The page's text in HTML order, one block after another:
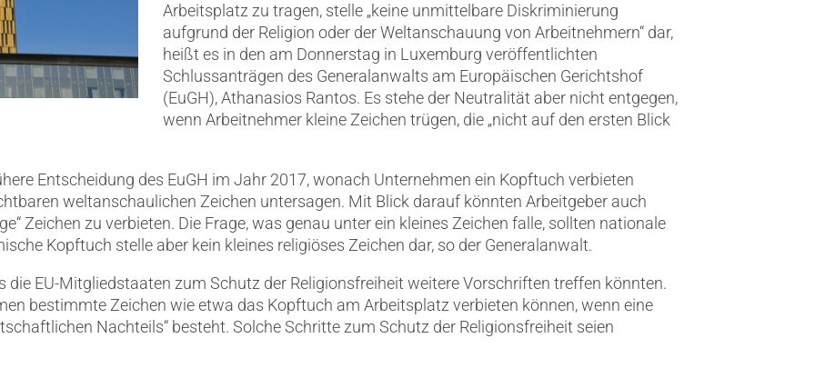
Arbeitsplatz zu tragen, stelle „keine unmittelbare Diskriminierung
aufgrund der Religion oder der Weltanschauung von Arbeitnehmern“ dar,
heißt es in den am Donnerstag in Luxemburg veröffentlichten
Schlussanträgen des Generalanwalts am Europäischen Gerichtshof
(EuGH), Athanasios Rantos. Es stehe der Neutralität aber nicht entgegen,
wenn Arbeitnehmer kleine Zeichen trügen, die „nicht auf den ersten Blick
Entscheidung des EuGH im Jahr 2017, wonach Unternehmen ein Kopftuch verbieten
weltanschaulichen Zeichen untersagen. Mit Blick darauf könnten Arbeitgeber auch
Zeichen zu verbieten. Die Frage, was genau unter ein kleines Zeichen falle, sollten nationale
Kopftuch stelle aber kein kleines religiöses Zeichen dar, so der Generalanwalt.
die EU-Mitgliedstaaten zum Schutz der Religionsfreiheit weitere Vorschriften treffen könnten.
bestimmte Zeichen wie etwa das Kopftuch am Arbeitsplatz verbieten können, wenn eine
Nachteils“ besteht. Solche Schritte zum Schutz der Religionsfreiheit seien